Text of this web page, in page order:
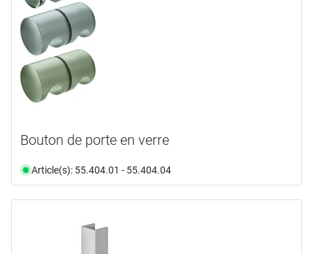
Bouton de porte en verre
Article(s): 55.404.01 - 55.404.04